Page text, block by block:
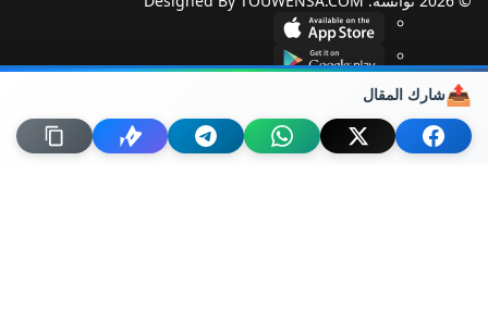
📤شارك المقال
شؤون دولية أحزاب وجمعيات
حول توانسة